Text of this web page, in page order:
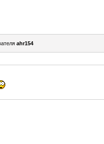
ahr154